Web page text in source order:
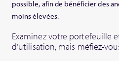
possible, afin de bénéficier des
moins élevées.
Examinez votre portefeuille
d’utilisation, mais méfiez-